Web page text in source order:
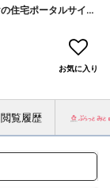
茨城県央エリア（水戸）で暮らす人・暮らしたい人向けの住宅ポータルサイト＜茨城で暮らす（県央）＞
お気に入り
閲覧履歴